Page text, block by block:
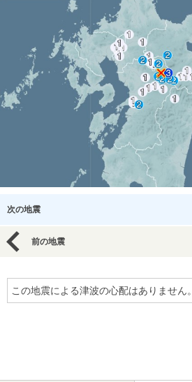
次の地震
前の地震
この地震による津波の心配はありません。